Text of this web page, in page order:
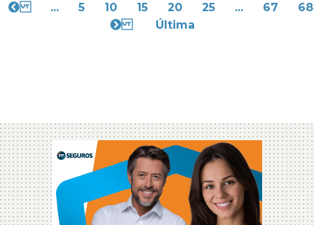
...
5 10 15 20 25 ... 67
68
Última